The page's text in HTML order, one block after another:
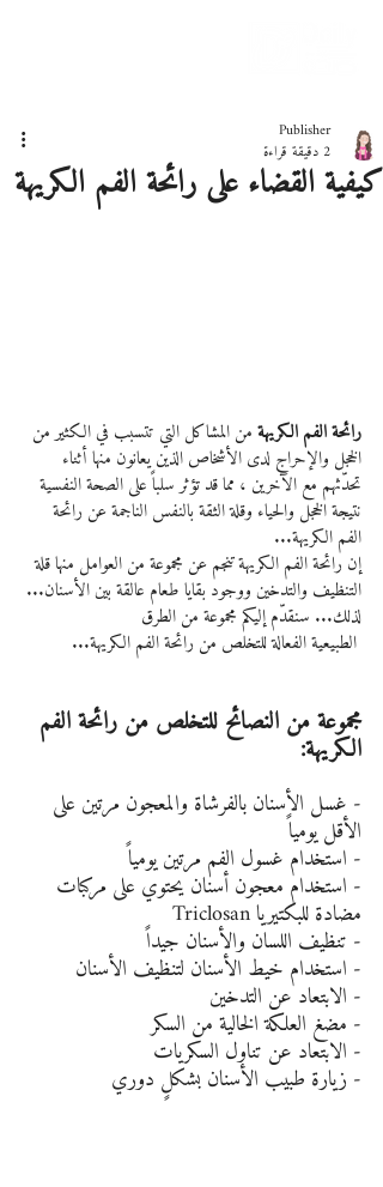
كيفية القضاء على رائحة الفم الكريهة
Publisher
2 دقيقة قراءة
رائحة الفم الكريهة من المشاكل التي تتسبب في الكثير من
الخجل والإحراج لدى الأشخاص الذين يعانون منها أثناء
تحدّثهم مع الآخرين ، مما قد تؤثر سلباً على الصحة النفسية
نتيجة الخجل والحياء وقلة الثقة بالنفس الناجمة عن رائحة
الفم الكريهة...
إن رائحة الفم الكريهة تنجم عن مجموعة من العوامل منها قلة
التنظيف والتدخين ووجود بقايا طعام عالقة بين الأسنان...
لذلك... سنقدّم إليكم مجموعة من الطرق
مجموعة من النصائح للتخلص من رائحة الفم
الكريهة:
- غسل الأسنان بالفرشاة والمعجون مرتين على
الأقل يومياً
- استخدام غسول الفم مرتين يومياً
- استخدام معجون أسنان يحتوي على مركبات
مضادة للبكتيريا Triclosan
- تنظيف اللسان والأسنان جيداً
- استخدام خيط الأسنان لتنظيف الأسنان
- الابتعاد عن التدخين
- مضغ العلكة الخالية من السكر
- الابتعاد عن تناول السكريات
- زيارة طبيب الأسنان بشكلٍ دوري